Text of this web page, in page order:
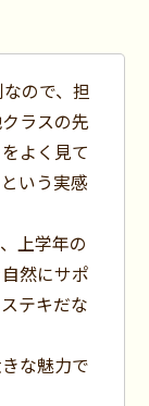
ので、担
ラスの先
よく見て
いう実感
上学年の
然にサポ
テキだな
な魅力で